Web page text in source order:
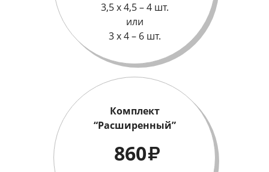
3,5 х 4,5 – 4 шт.
или
3 х 4 – 6 шт.
Комплект
“Расширенный”
860₽